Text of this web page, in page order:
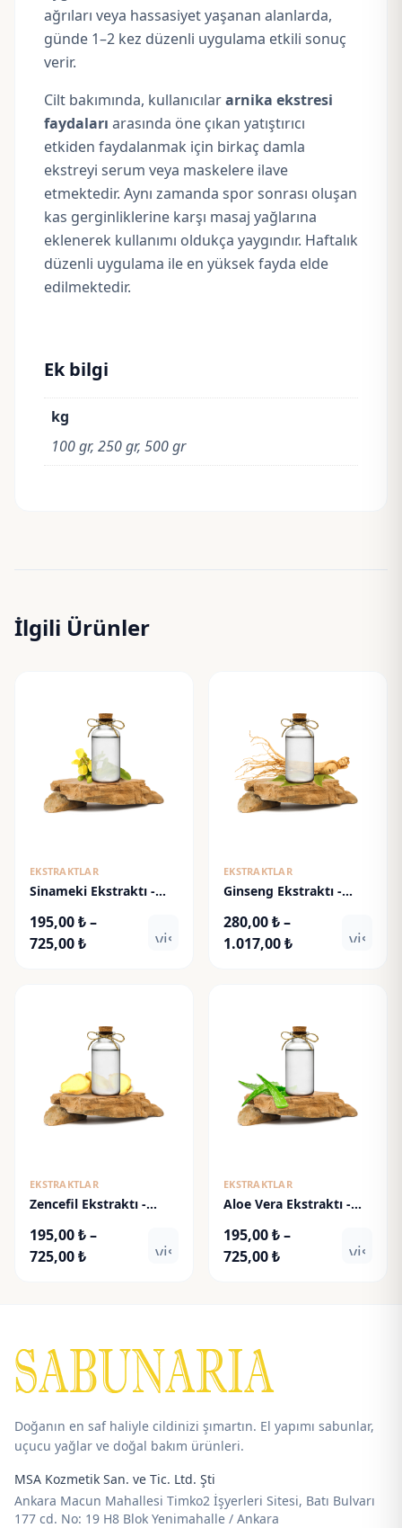
ağrıları veya hassasiyet yaşanan alanlarda,
günde 1–2 kez düzenli uygulama etkili sonuç
verir.
Cilt bakımında, kullanıcılararnika ekstresi
faydaları arasında öne çıkan yatıştırıcı
etkiden faydalanmak için birkaç damla
ekstreyi serum veya maskelere ilave
etmektedir. Aynı zamanda spor sonrası oluşan
kas gerginliklerine karşı masaj yağlarına
eklenerek kullanımı oldukça yaygındır. Haftalık
düzenli uygulama ile en yüksek fayda elde
edilmektedir.
Ek bilgi
kg
100 gr, 250 gr, 500 gr
İlgili Ürünler
EKSTRAKTLAR
Sinameki Ekstraktı -
195,00₺–
725,00₺Fiyat
725,00 ₺
visibility
EKSTRAKTLAR
Ginseng Ekstraktı -
280,00₺–
1.017,00₺Fiyat
1.017,00 ₺
EKSTRAKTLAR
Zencefil Ekstraktı -
195,00₺–
725,00₺Fiyat
visibility
EKSTRAKTLAR
Aloe Vera Ekstraktı -
195,00₺–
725,00₺Fiyat
Doğanın en saf haliyle cildinizi şımartın. El yapımı sabunlar,
uçucu yağlar ve doğal bakım ürünleri.
MSA Kozmetik San. ve Tic. Ltd. Şti
Ankara Macun Mahallesi Timko2 İşyerleri Sitesi, Batı Bulvarı
177 cd. No: 19 H8 Blok Yenimahalle / Ankara